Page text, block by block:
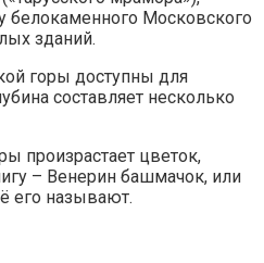
белокаменного Московского
зданий.
горы доступны для
составляет несколько
произрастает цветок,
– Венерин башмачок, или
его называют.